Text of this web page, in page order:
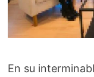
En su